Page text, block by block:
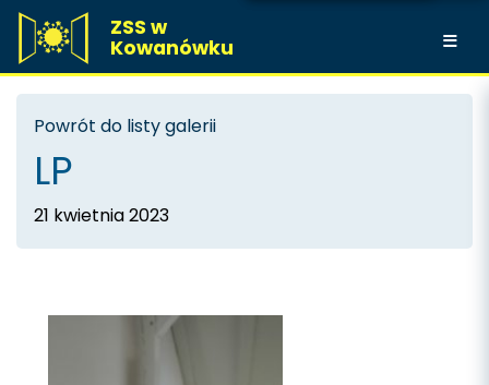
ZSS w
Kowanówku
Powrót do listy galerii
LP
21 kwietnia 2023